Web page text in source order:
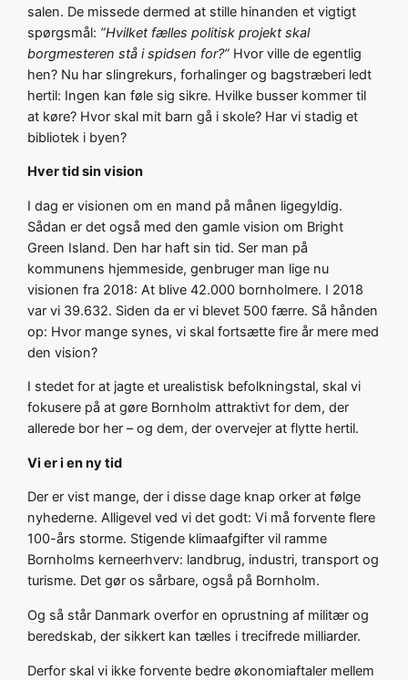
salen. De missede dermed at stille hinanden et vigtigt
spørgsmål: ”Hvilket fælles politisk projekt skal
borgmesteren stå i spidsen for?” Hvor ville de egentlig
hen? Nu har slingrekurs, forhalinger og bagstræberi ledt
hertil: Ingen kan føle sig sikre. Hvilke busser kommer til
at køre? Hvor skal mit barn gå i skole? Har vi stadig et
bibliotek i byen?
Hver tid sin vision
I dag er visionen om en mand på månen ligegyldig.
Sådan er det også med den gamle vision om Bright
Green Island. Den har haft sin tid. Ser man på
kommunens hjemmeside, genbruger man lige nu
visionen fra 2018: At blive 42.000 bornholmere. I 2018
var vi 39.632. Siden da er vi blevet 500 færre. Så hånden
op: Hvor mange synes, vi skal fortsætte fire år mere med
den vision?
I stedet for at jagte et urealistisk befolkningstal, skal vi
fokusere på at gøre Bornholm attraktivt for dem, der
allerede bor her – og dem, der overvejer at flytte hertil.
Vi er i en ny tid
Der er vist mange, der i disse dage knap orker at følge
nyhederne. Alligevel ved vi det godt: Vi må forvente flere
100-års storme. Stigende klimaafgifter vil ramme
Bornholms kerneerhverv: landbrug, industri, transport og
turisme. Det gør os sårbare, også på Bornholm.
Og så står Danmark overfor en oprustning af militær og
beredskab, der sikkert kan tælles i trecifrede milliarder.
Derfor skal vi ikke forvente bedre økonomiaftaler mellem